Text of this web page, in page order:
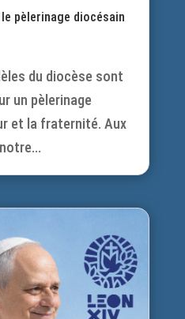
pèlerinage diocésain
du diocèse sont
un pèlerinage
et la fraternité. Aux